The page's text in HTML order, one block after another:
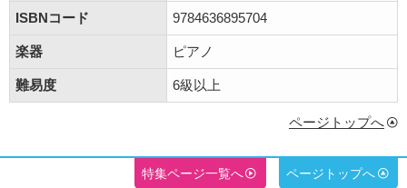
ISBNコード 9784636895704
楽器 ピアノ
難易度 6級以上
ページトップへ
特集ページ一覧へ ページトップへ